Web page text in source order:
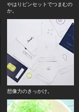
やはりピンセットでつまむの
か。
想像力のきっかけ。